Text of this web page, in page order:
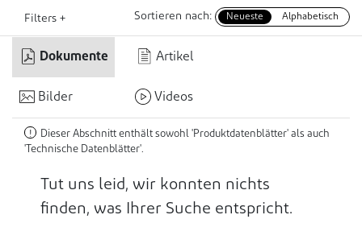
Filters +
Sortieren nach:
Neueste Alphabetisch
Dokumente Artikel
Bilder Videos
!
Dieser Abschnitt enthält sowohl 'Produktdatenblätter' als auch
'Technische Datenblätter'.
Tut uns leid, wir konnten nichts
finden, was Ihrer Suche entspricht.